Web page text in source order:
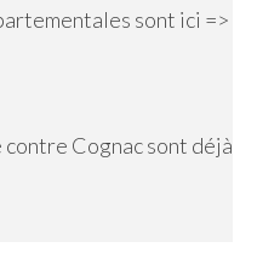
sont ici =>
Cognac sont déjà